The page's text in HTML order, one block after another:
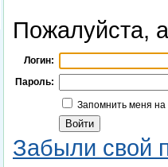
Пожалуйста,
Логин:
Пароль:
Запомнить меня
Забыли свой